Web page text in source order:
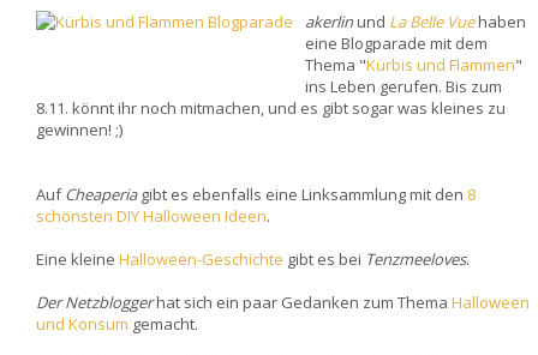
akerlinund La Belle Vuehaben
eine Blogparade mit dem
Thema "Kürbis und Flammen"
ins Leben gerufen. Bis zum
8.11. könnt ihr noch mitmachen, und es gibt sogar was kleines zu
gewinnen! ;)
AufCheaperiagibt es ebenfalls eine Linksammlung mit den 8
schönsten DIY Halloween Ideen.
Eine kleine Halloween-Geschichte gibt es bei Tenzmeeloves.
Der Netzbloggerhat sich ein paar Gedanken zum Thema Halloween
und Konsum gemacht.